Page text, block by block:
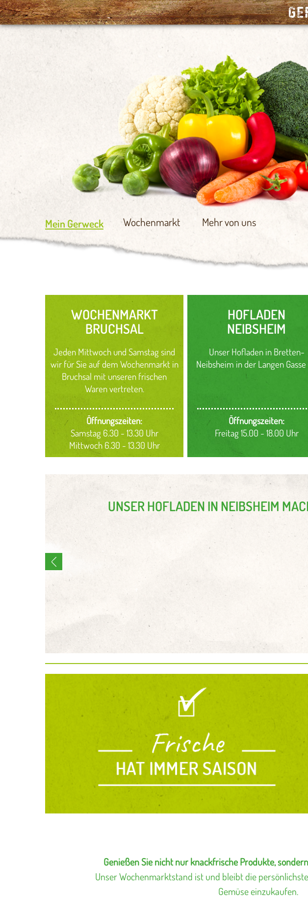
Mein Gerweck Wochenmarkt Mehr von uns
WOCHENMARKT
BRUCHSAL
Jeden Mittwoch und Samstag sind
wir für Sie auf dem Wochenmarkt in
Bruchsal mit unseren frischen
Waren vertreten.
Öffnungszeiten:
Samstag 6.30 - 13.30 Uhr
Mittwoch 6.30 - 13.30 Uhr
HOFLADEN
NEIBSHEIM
Unser Hofladen in Bretten-
Neibsheim in der Langen
Öffnungszeiten:
Freitag 15.00 - 18.00 Uhr
UNSER HOFLADEN IN NEIBSHEIM
Genießen Sie nicht nur knackfrische Produkte,
Unser Wochenmarktstand ist und bleibt die
Gemüse einzukaufen.